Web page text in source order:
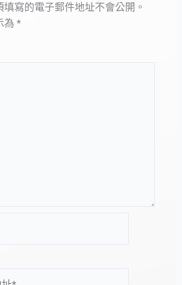
寫的電子郵件地址不會公開。
為 *